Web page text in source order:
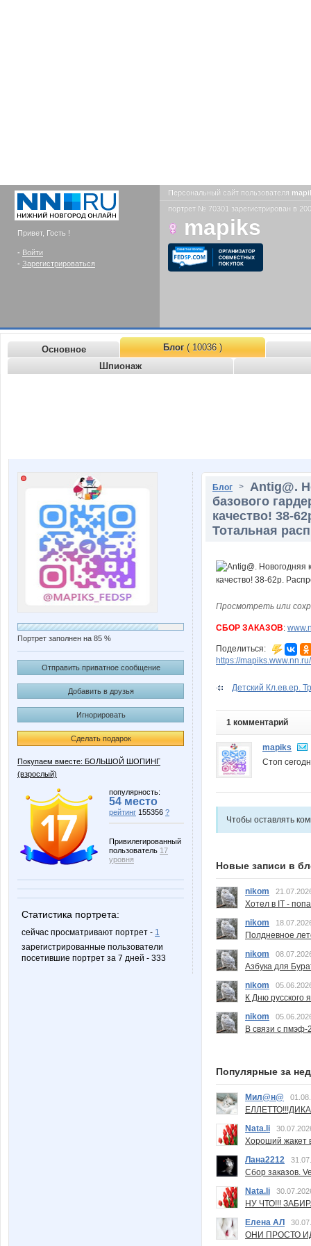
Привет, Гость !
- Войти
- Зарегистрироваться
Персональный сайт пользователя
портрет № 70301 зарегистрирован в
mapiks
Основное Блог( 10036 )
Шпионаж
Портрет заполнен на 85 %
Отправить приватное сообщение
Добавить в друзья
Игнорировать
Сделать подарок
Покупаем вместе: БОЛЬШОЙ ШОПИНГ
(взрослый)
популярность:
54 место
рейтинг 155356 ?
Привилегированный
пользователь 17
уровня
Статистика портрета:
сейчас просматривают портрет - 1
зарегистрированные пользователи
посетившие портрет за 7 дней - 333
Блог > Аntig@.
базового
качество! 38-
Тотальная
Просмотреть или
СБОР ЗАКАЗОВ:
Поделиться:
https://mapiks.www.nn.ru/
Детский Кл.ев.ер.
1 комментарий
mapiks
Стоп
Чтобы оставлять
Новые записи в
nikom
Хотел в IT -
nikom
Полдневное
nikom
Азбука для
nikom
К Дню русского
nikom
В связи с пмэф-
Популярные за
Мил@н@
Nata.li
Хороший жакет
Лана2212
Сбор заказов.
Nata.li
НУ ЧТО!!!
Елена АЛ
ОНИ ПРОСТО